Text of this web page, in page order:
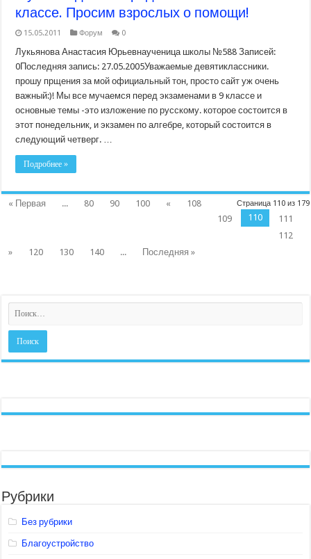
классе. Просим взрослых о помощи!
15.05.2011 Форум 0
Лукьянова Анастасия Юрьевнаученица школы №588 Записей:
0Последняя запись: 27.05.2005Уважаемые девятиклассники.
прошу прщения за мой официальный тон, просто сайт уж очень
важный:)! Мы все мучаемся перед экзаменами в 9 классе и
основные темы -это изложение по русскому. которое состоится в
этот понедельник, и экзамен по алгебре, который состоится в
следующий четверг. …
Подробнее »
Страница 110 из 179
« Первая ... 80 90 100 «
108
109
110
111
112
»
120 130 140 ... Последняя »
Рубрики
Без рубрики
Благоустройство